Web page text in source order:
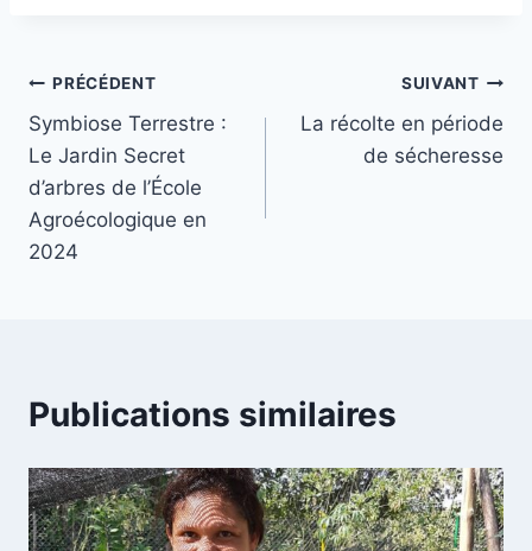
PRÉCÉDENT
Symbiose Terrestre :
Le Jardin Secret
d’arbres de l’École
Agroécologique en
2024
SUIVANT
La récolte en période
de sécheresse
Publications similaires